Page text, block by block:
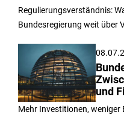
Regulierungsverständnis:
Bundesregierung weit über
und
Mehr Investitionen,